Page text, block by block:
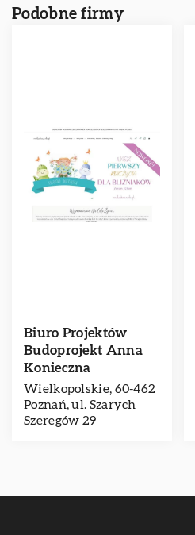
Podobne firmy
Biuro Projektów
Budoprojekt Anna
Konieczna
Wielkopolskie, 60-462
Poznań, ul. Szarych
Szeregów 29